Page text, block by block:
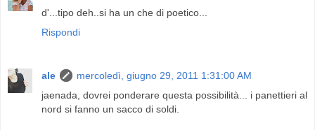
d'...tipo deh..si ha un che di poetico...
Rispondi
ale
mercoledì, giugno 29, 2011 1:31:00 AM
jaenada, dovrei ponderare questa possibilità... i panettieri al
nord si fanno un sacco di soldi.